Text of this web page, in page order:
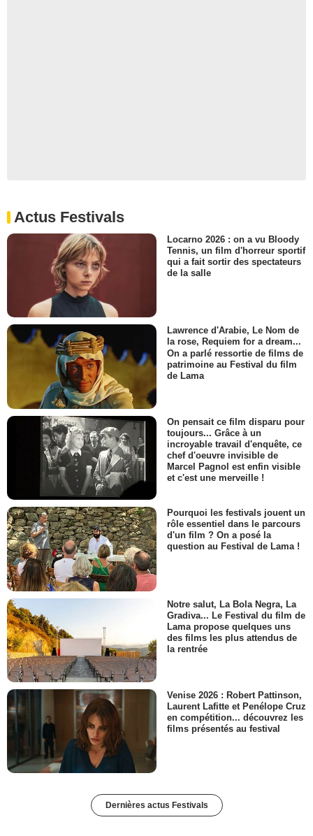
Actus Festivals
Locarno 2026 : on a vu Bloody
Tennis, un film d'horreur sportif
qui a fait sortir des spectateurs
de la salle
Lawrence d'Arabie, Le Nom de
la rose, Requiem for a dream...
On a parlé ressortie de films de
patrimoine au Festival du film
de Lama
On pensait ce film disparu pour
toujours... Grâce à un
incroyable travail d'enquête, ce
chef d'oeuvre invisible de
Marcel Pagnol est enfin visible
et c'est une merveille !
Pourquoi les festivals jouent un
rôle essentiel dans le parcours
d'un film ? On a posé la
question au Festival de Lama !
Notre salut, La Bola Negra, La
Gradiva... Le Festival du film de
Lama propose quelques uns
des films les plus attendus de
la rentrée
Venise 2026 : Robert Pattinson,
Laurent Lafitte et Penélope Cruz
en compétition... découvrez les
films présentés au festival
Dernières actus Festivals